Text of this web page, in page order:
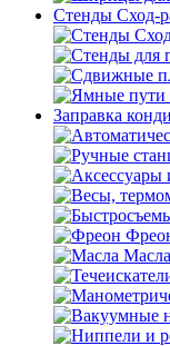
Стенды Сход-
Заправка
Масла